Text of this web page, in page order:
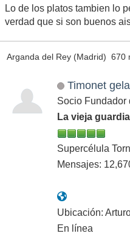
Lo de los platos tambien lo
verdad que si son buenos
Arganda del Rey (Madrid) 670
Timonet
Socio Fundador
La vieja
Supercélula
Mensajes:
Ubicación:
En línea